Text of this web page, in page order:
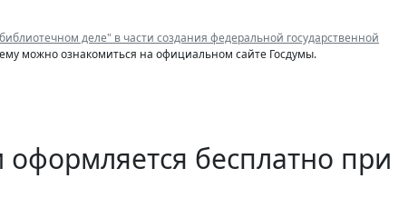
деле" в части создания федеральной государственной
можно ознакомиться на официальном сайте Госдумы.
бесплатно при